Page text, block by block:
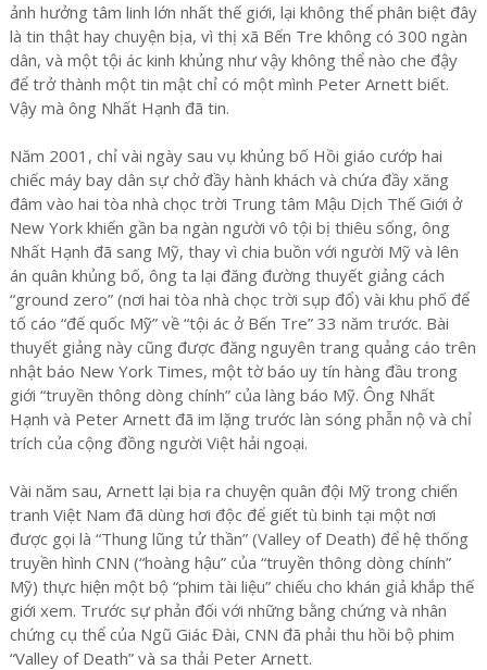
ảnh hưởng tâm linh lớn nhất thế giới, lại không thể phân biệt đây
là tin thật hay chuyện bịa, vì thị xã Bến Tre không có 300 ngàn
dân, và một tội ác kinh khủng như vậy không thể nào che đậy
để trở thành một tin mật chỉ có một mình Peter Arnett biết.
Vậy mà ông Nhất Hạnh đã tin.
Năm 2001, chỉ vài ngày sau vụ khủng bố Hồi giáo cướp hai
chiếc máy bay dân sự chở đầy hành khách và chứa đầy xăng
đâm vào hai tòa nhà chọc trời Trung tâm Mậu Dịch Thế Giới ở
New York khiến gần ba ngàn người vô tội bị thiêu sống, ông
Nhất Hạnh đã sang Mỹ, thay vì chia buồn với người Mỹ và lên
án quân khủng bố, ông ta lại đăng đường thuyết giảng cách
“ground zero” (nơi hai tòa nhà chọc trời sụp đổ) vài khu phố để
tố cáo “đế quốc Mỹ” về “tội ác ở Bến Tre” 33 năm trước. Bài
thuyết giảng này cũng được đăng nguyên trang quảng cáo trên
nhật báo New York Times, một tờ báo uy tín hàng đầu trong
giới “truyền thông dòng chính” của làng báo Mỹ. Ông Nhất
Hạnh và Peter Arnett đã im lặng trước làn sóng phẫn nộ và chỉ
trích của cộng đồng người Việt hải ngoại.
Vài năm sau, Arnett lại bịa ra chuyện quân đội Mỹ trong chiến
tranh Việt Nam đã dùng hơi độc để giết tù binh tại một nơi
được gọi là “Thung lũng tử thần” (Valley of Death) để hệ thống
truyền hình CNN (“hoàng hậu” của “truyền thông dòng chính”
Mỹ) thực hiện một bộ “phim tài liệu” chiếu cho khán giả khắp thế
giới xem. Trước sự phản đối với những bằng chứng và nhân
chứng cụ thể của Ngũ Giác Đài, CNN đã phải thu hồi bộ phim
“Valley of Death” và sa thải Peter Arnett.